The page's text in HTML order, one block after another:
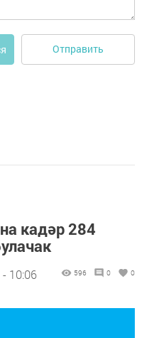
Отправить
кадәр 284
10:06 596 0 0